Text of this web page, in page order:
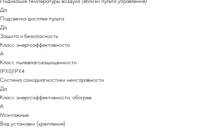
Да
Подсветка дисплея пульта
Да
Защита и безопасность
Класс энергоэффективности
A
Класс пылевлагозащищенности
IPX0/IPX4
Система самодиагностики неисправности
Да
Класс энергоэффективности, обогрев
A
Монтажные
Вид установки (крепления)